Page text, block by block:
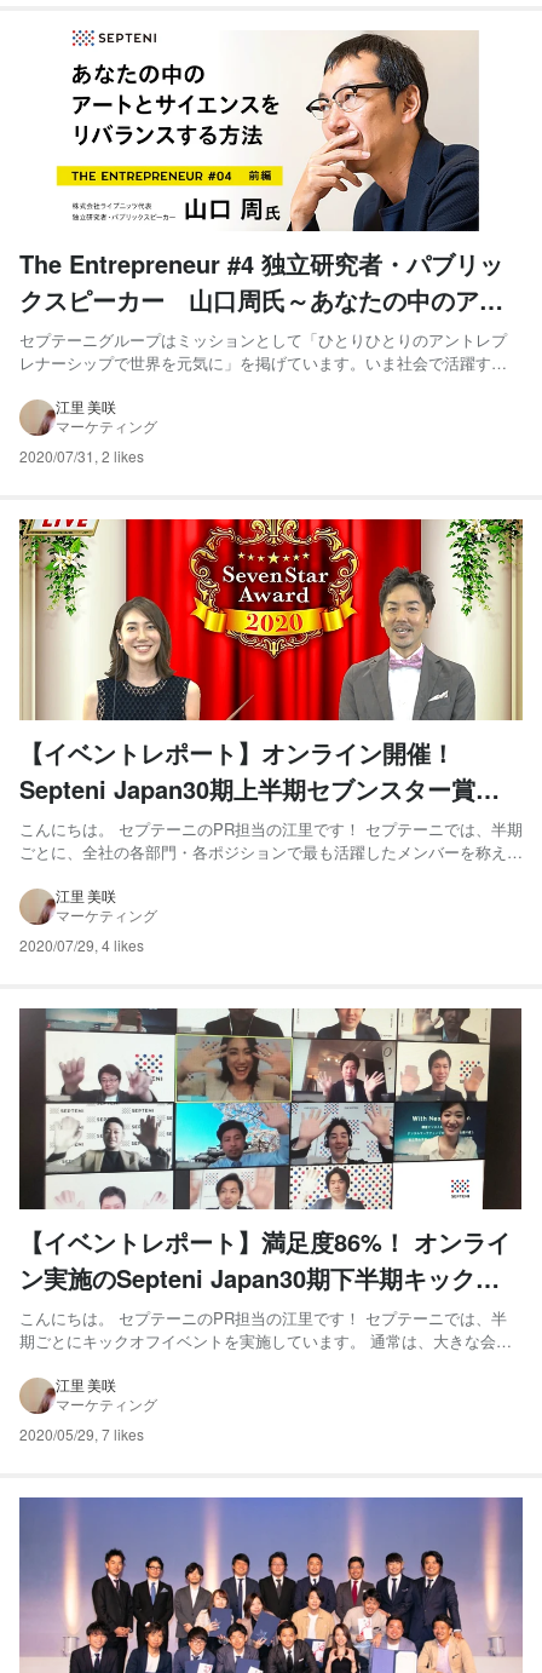
The Entrepreneur #4 独立研究者・パブリッ
クスピーカー 山口周氏～あなたの中のアー
トとサイエンスをリバランスする方法～（前
編）
セプテーニグループはミッションとして「ひとりひとりのアントレプ
レナーシップで世界を元気に」を掲げています。いま社会で活躍する
ひとりひとりがそれぞれの「アントレプレナーシップ」について、考
えてもらう場をつくりたいと企画された”The Entreprene...
江里 美咲
マーケティング
2020/07/31 , 2 likes
【イベントレポート】オンライン開催！
Septeni Japan30期上半期セブンスター賞表
彰式
こんにちは。 セプテーニのPR担当の江里です！ セプテーニでは、半期
ごとに、全社の各部門・各ポジションで最も活躍したメンバーを称える
表彰式を行っています。 通常は、500人以上が一つの会場に集まり、受
賞者は壇上で表彰状を受け取り受賞スピーチ...
江里 美咲
マーケティング
2020/07/29,4 likes
【イベントレポート】満足度86%！ オンライ
ン実施のSepteni Japan30期下半期キックオ
フ
こんにちは。 セプテーニのPR担当の江里です！ セプテーニでは、半
期ごとにキックオフイベントを実施しています。 通常は、大きな会場
た、半期で最も活躍したメンバーを讃える全社表彰を行っています。
普段は遠隔で一緒にプロジェクトを進めている社員同士が顔を合わ...
江里 美咲
マーケティング
2020/05/29,7 likes